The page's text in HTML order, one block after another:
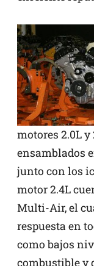
motores 2.0L
ensamblados
junto con los
motor 2.4L
Multi-Air, el
respuesta en
como bajos
combustible y